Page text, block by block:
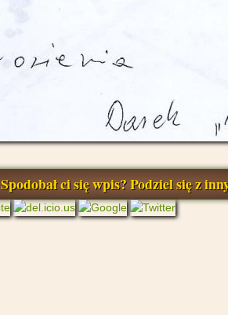
Spodobał ci się wpis? Podziel się z